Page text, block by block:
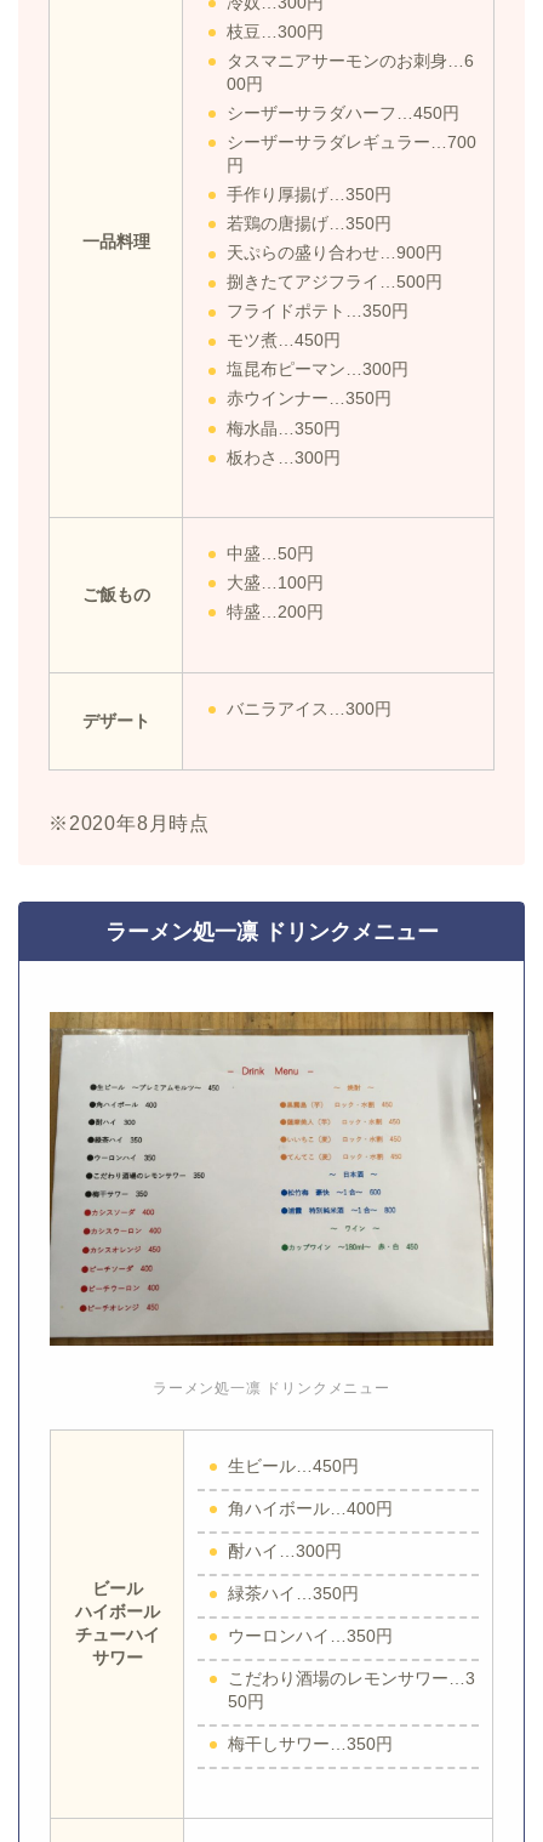
一品料理
枝豆…300円
タスマニアサーモンのお刺身…6
00円
シーザーサラダハーフ…450円
シーザーサラダレギュラー…700
円
手作り厚揚げ…350円
若鶏の唐揚げ…350円
天ぷらの盛り合わせ…900円
捌きたてアジフライ…500円
フライドポテト…350円
モツ煮…450円
塩昆布ピーマン…300円
赤ウインナー…350円
梅水晶…350円
板わさ…300円
ご飯もの
中盛…50円
大盛…100円
特盛…200円
デザート
バニラアイス…300円
※2020年8月時点
ラーメン処一凛 ドリンクメニュー
ラーメン処一凛 ドリンクメニュー
ビール
ハイボール
チューハイ
サワー
生ビール…450円
角ハイボール…400円
酎ハイ…300円
緑茶ハイ…350円
ウーロンハイ…350円
こだわり酒場のレモンサワー…3
50円
梅干しサワー…350円